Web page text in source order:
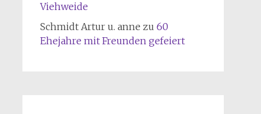
Viehweide
Schmidt Artur u. anne zu 60
Ehejahre mit Freunden gefeiert